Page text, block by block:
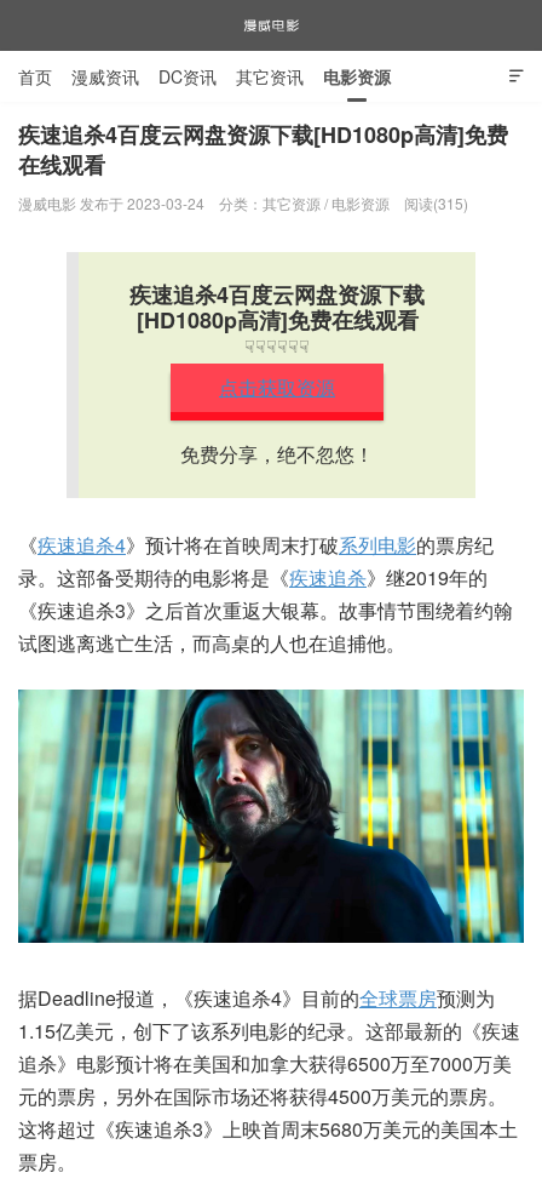
漫威电影

首页 漫威资讯 DC资讯 其它资讯 电影资源
电视剧资源 漫威图片
疾速追杀4百度云网盘资源下载[HD1080p高清]免费
在线观看
漫威电影 发布于 2023-03-24 分类： 其它资源 / 电影资源 阅读(315)
疾速追杀4百度云网盘资源下载
[HD1080p高清]免费在线观看
☟☟☟☟☟☟
点击获取资源
免费分享，绝不忽悠！
《疾速追杀4》预计将在首映周末打破系列电影的票房纪
录。这部备受期待的电影将是《疾速追杀》继2019年的
《疾速追杀3》之后首次重返大银幕。故事情节围绕着约翰
试图逃离逃亡生活，而高桌的人也在追捕他。
据Deadline报道，《疾速追杀4》目前的全球票房预测为
1.15亿美元，创下了该系列电影的纪录。这部最新的《疾速
追杀》电影预计将在美国和加拿大获得6500万至7000万美
元的票房，另外在国际市场还将获得4500万美元的票房。
这将超过《疾速追杀3》上映首周末5680万美元的美国本土
票房。